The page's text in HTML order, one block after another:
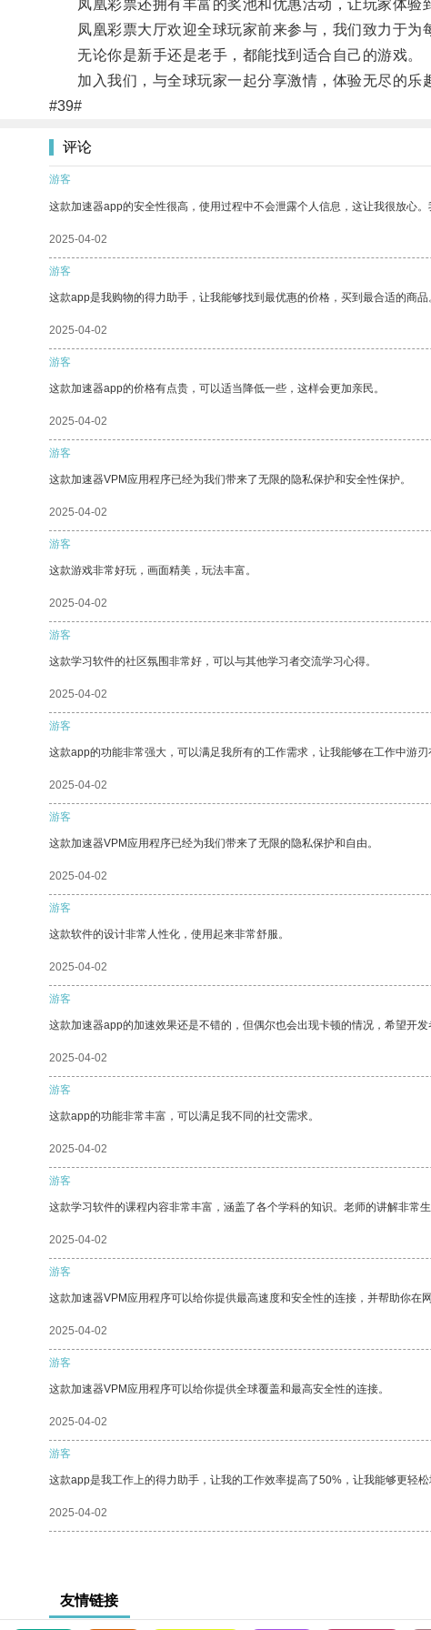
凤凰彩票还拥有丰富的奖池和优惠活动，让玩家体验
凤凰彩票大厅欢迎全球玩家前来参与，我们致力于为
无论你是新手还是老手，都能找到适合自己的游戏。
加入我们，与全球玩家一起分享激情，体验无尽的乐
#39#
评论
游客
这款加速器app的安全性很高，使用过程中不会泄露个人信息，这让我很放心
2025-04-02
游客
这款app是我购物的得力助手，让我能够找到最优惠的价格，买到最合适的商品
2025-04-02
游客
这款加速器app的价格有点贵，可以适当降低一些，这样会更加亲民。
2025-04-02
游客
这款加速器VPM应用程序已经为我们带来了无限的隐私保护和安全性保护。
2025-04-02
游客
这款游戏非常好玩，画面精美，玩法丰富。
2025-04-02
游客
这款学习软件的社区氛围非常好，可以与其他学习者交流学习心得。
2025-04-02
游客
这款app的功能非常强大，可以满足我所有的工作需求，让我能够在工作中游刃
2025-04-02
游客
这款加速器VPM应用程序已经为我们带来了无限的隐私保护和自由。
2025-04-02
游客
这款软件的设计非常人性化，使用起来非常舒服。
2025-04-02
游客
这款加速器app的加速效果还是不错的，但偶尔也会出现卡顿的情况，希望开发
2025-04-02
游客
这款app的功能非常丰富，可以满足我不同的社交需求。
2025-04-02
游客
这款学习软件的课程内容非常丰富，涵盖了各个学科的知识。老师的讲解非常
2025-04-02
游客
这款加速器VPM应用程序可以给你提供最高速度和安全性的连接，并帮助你在
2025-04-02
游客
这款加速器VPM应用程序可以给你提供全球覆盖和最高安全性的连接。
2025-04-02
游客
这款app是我工作上的得力助手，让我的工作效率提高了50%，让我能够更轻松
2025-04-02
友情链接